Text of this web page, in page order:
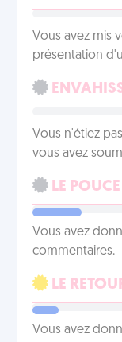
Vous avez mis
présentation
Vous n'étiez
vous avez
LE
Vous avez
commentaires.
LE
Vous avez